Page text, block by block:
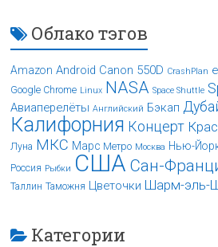
Облако тэгов
Amazon Android Canon 550D CrashPlan
Google Chrome Linux NASA Space Shuttle
Авиаперелёты Английский Бэкап
Калифорния Концерт
Луна МКС Марс Метро Москва Нью-
Россия Рыбки США Сан-
Таллин Таможня Цветочки Шарм-эль-
Категории